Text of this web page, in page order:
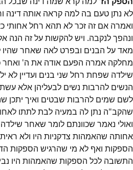
לא נתן טעם בה למה קראה אותה דינה
ואמרה אם זה זכר לא תהא רחל
ונהפך לנקבה. ויש להקשות על זה הנה
מאד על הבנים ובפרט לאה שאחר שהיו
מחלקה אמרה הפעם אודה את ה' ואחר
שילדה שפחת רחל שני בנים ועדיין לא
הנשים להרבות נשים לבעליהן אלא
לשם שמים להרבות שבטים ואיך
שהקב"ה נתן לה במעיה לבת לתתו
ואולי נאמר שכוונתם לומר שאחר
אחותה שהאמהות צדקניות היו ולא
הספקות ואף לא מי שהרגיש הספקות
התשובה לכל הספקות שהאמהות היו